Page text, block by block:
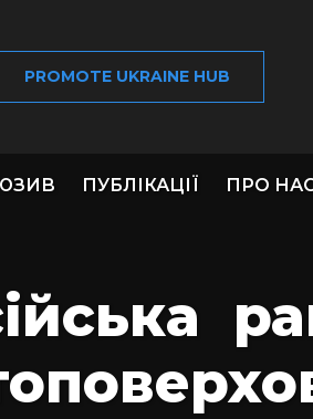
PROMOTE UKRAINE HUB
ПУБЛІКАЦІЇ ПРО